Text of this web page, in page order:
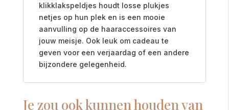
klikklakspeldjes houdt losse plukjes
netjes op hun plek en is een mooie
aanvulling op de haaraccessoires van
jouw meisje. Ook leuk om cadeau te
geven voor een verjaardag of een andere
bijzondere gelegenheid.
Je zou ook kunnen houden van